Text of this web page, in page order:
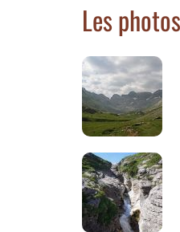
Les